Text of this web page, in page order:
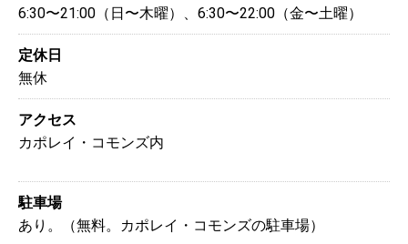
6:30〜21:00（日〜木曜）、6:30〜22:00（金〜土曜）
定休日
無休
アクセス
カポレイ・コモンズ内
駐車場
あり。（無料。カポレイ・コモンズの駐車場）